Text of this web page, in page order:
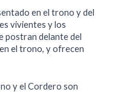
en el trono y del
vivientes y los
postran delante del
el trono, y ofrecen
y el Cordero son